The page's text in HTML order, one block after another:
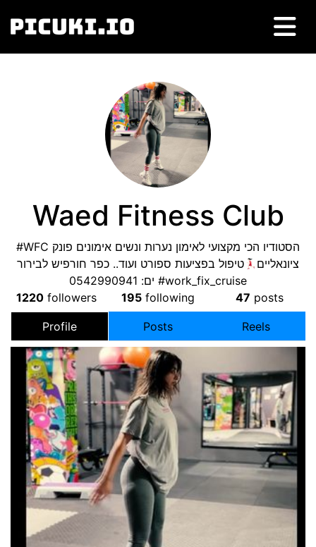
Waed Fitness Club
#WFC הסטודיו הכי מקצועי לאימון נערות ונשים אימונים פונק
ציונאליים
טיפול בפציעות ספורט ועוד.. כפר חורפיש לבירור
ים: 0542990941 #work_fix_cruise
1220 followers 195 following 47 posts
Profile Posts Reels